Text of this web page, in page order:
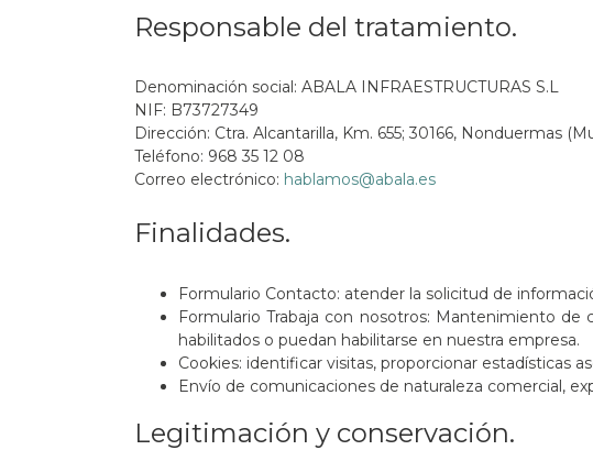
Responsable del tratamiento.
Denominación social: ABALA INFRAESTRUCTURAS S.L
NIF: B73727349
Dirección: Ctra. Alcantarilla, Km. 655; 30166, Nonduermas
Teléfono: 968 35 12 08
Correo electrónico: hablamos@abala.es
Finalidades.
Formulario Contacto: atender la solicitud de
Formulario Trabaja con nosotros: Mantenimiento
habilitados o puedan habilitarse en nuestra empresa.
Cookies: identificar visitas, proporcionar estadísticas
Envío de comunicaciones de naturaleza comercial,
Legitimación y conservación.